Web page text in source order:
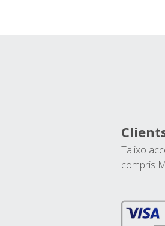
Talixo
compris